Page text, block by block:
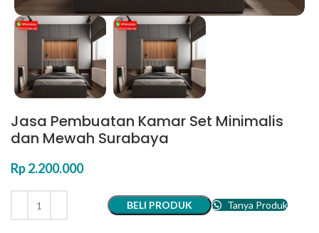
Jasa Pembuatan Kamar Set Minimalis
dan Mewah Surabaya
Rp2.200.000
BELI PRODUK Tanya Produk